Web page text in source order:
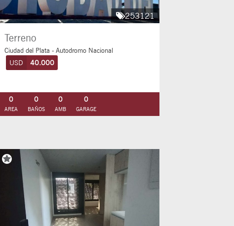
253121
Terreno
Ciudad del Plata - Autodromo Nacional
USD 40.000
0
AREA
0
BAÑOS
0
AMB
0
GARAGE